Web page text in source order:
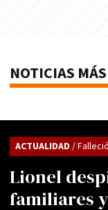
NOTICIAS
Lionel
familiares
ACTUALIDAD /